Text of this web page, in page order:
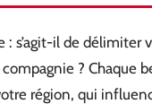
: s’agit-il de
? Chaque
région, qui